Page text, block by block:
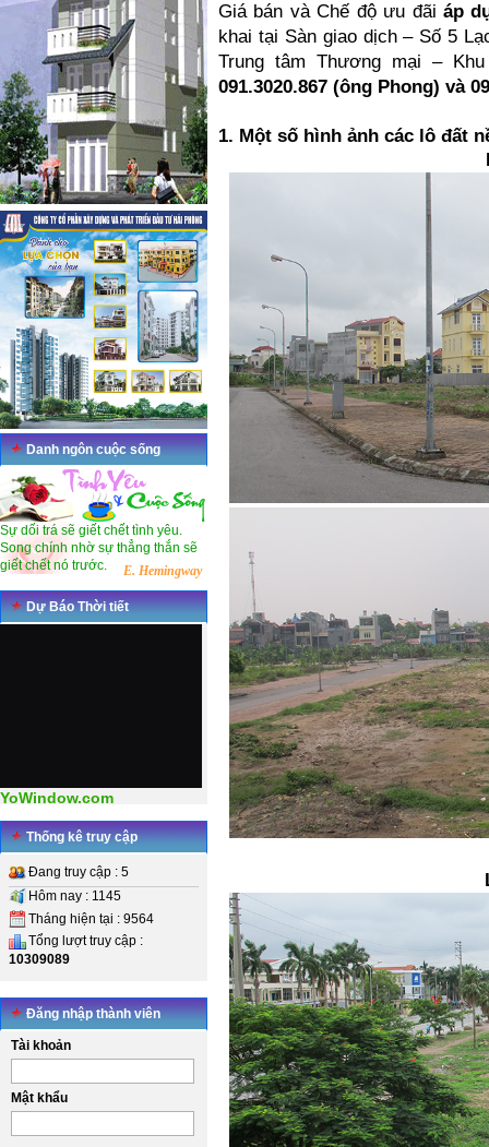
Danh ngôn cuộc sống
Sự dối trá sẽ giết chết tình yêu.
Song chính nhờ sự thẳng thắn sẽ
giết chết nó trước.
E. Hemingway
Dự Báo Thời tiết
YoWindow.com
Thống kê truy cập
Đang truy cập : 5
Hôm nay : 1145
Tháng hiện tại : 9564
Tổng lượt truy cập :
10309089
Đăng nhập thành viên
Tài khoản
Mật khẩu
Giá bán và Chế độ ưu đãi áp
khai tại Sàn giao dịch – Số 5
Trung tâm Thương mại –
091.3020.867 (ông Phong) và
1. Một số hình ảnh các lô đất